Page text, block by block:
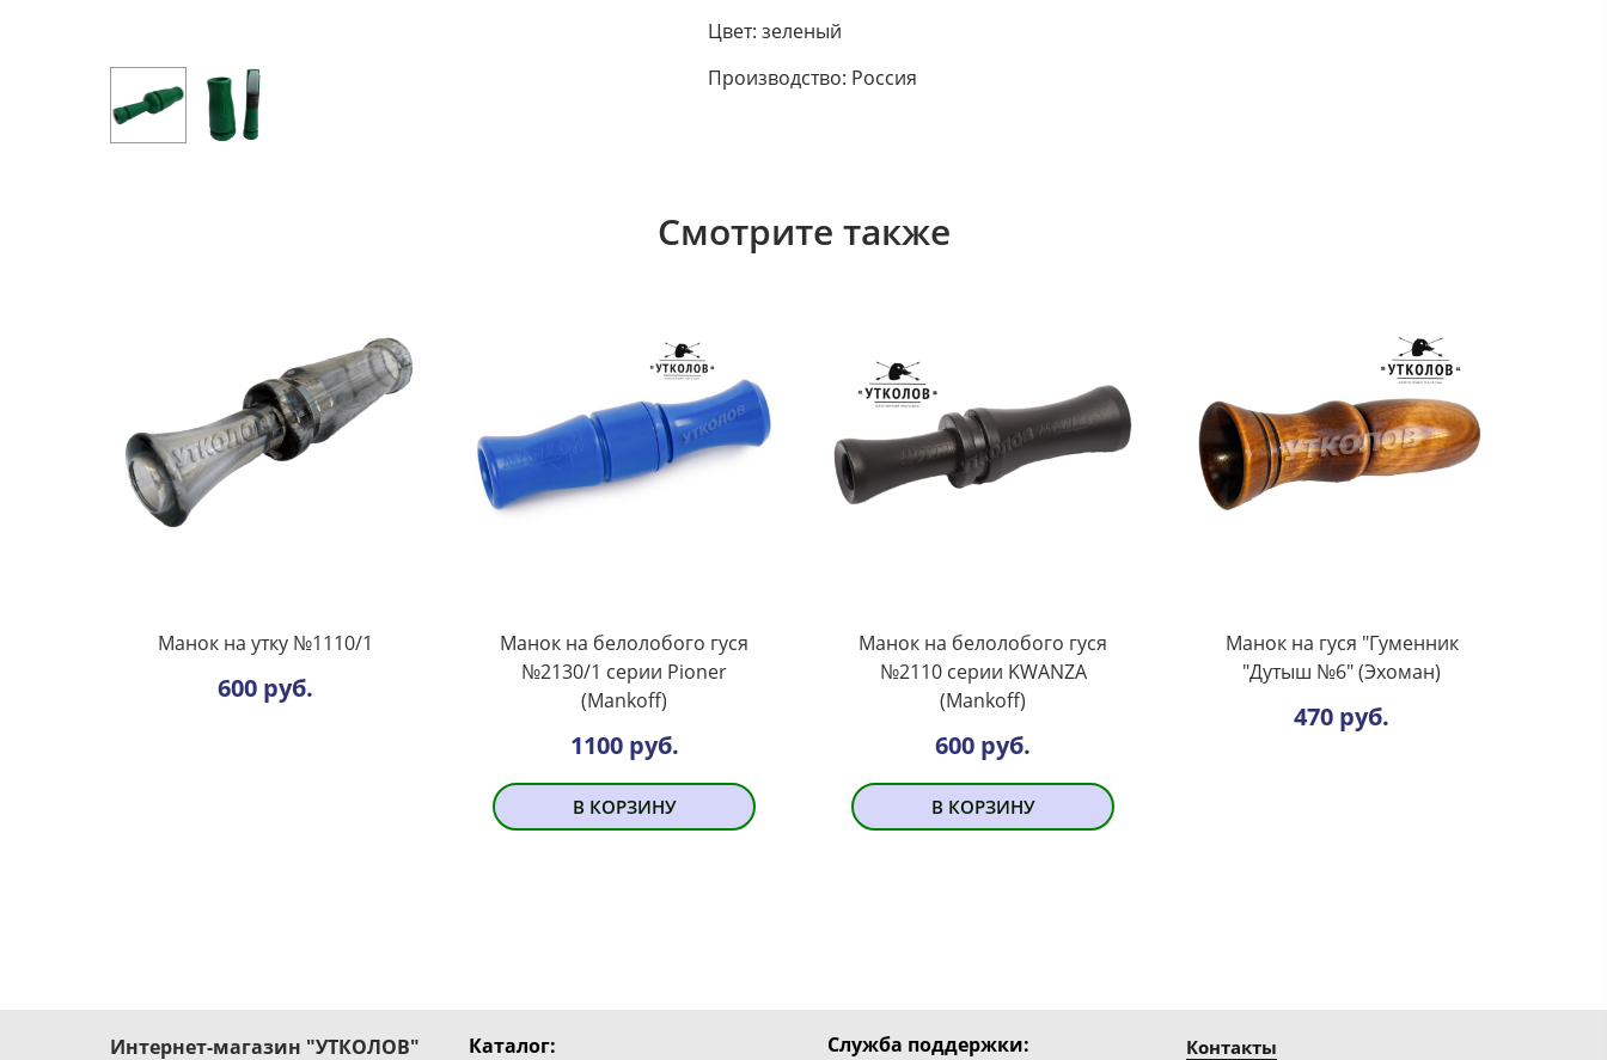
Цвет: зеленый
Производство: Россия
Смотрите также
Манок на утку №1110/1
600 руб.
Манок на белолобого гуся
№2130/1 серии Pioner
(Mankoff)
1100 руб.
В КОРЗИНУ
Манок на белолобого гуся
№2110 серии KWANZA
(Mankoff)
600 руб.
В КОРЗИНУ
Манок на гуся "Гуменник
"Дутыш №6" (Эхоман)
470 руб.
Интернет-магазин "УТКОЛОВ" Каталог: Служба поддержки: Контакты